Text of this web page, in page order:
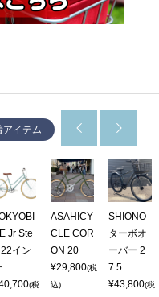
アイテム 
Jr Ste
イン
(税
ASAHICY
CLE COR
ON 20
¥29,800(税
込)
SHIONO
ターボオ
ーバー 2
7.5
¥43,800(税
